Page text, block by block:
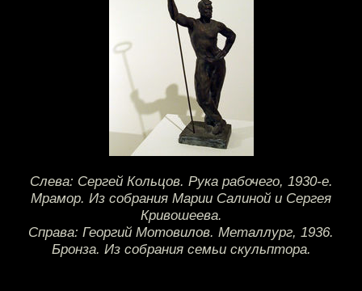
Слева: Сергей Кольцов. Рука рабочего, 1930-е.
Мрамор. Из собрания Марии Салиной и Сергея
Кривошеева.
Справа: Георгий Мотовилов. Металлург, 1936.
Бронза. Из собрания семьи скульптора.